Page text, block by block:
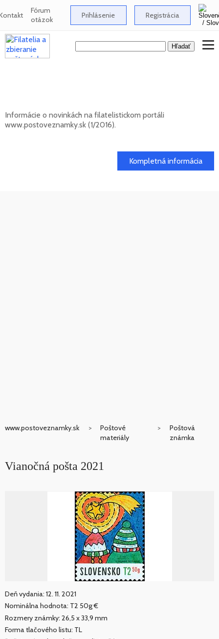
Fórum
otázok Prihlásenie Registrácia
Informácie o novinkách na filatelistickom portáli
www.postoveznamky.sk (1/2016).
Kompletná informácia
www.postoveznamky.sk
Poštové
materiály
Poštová
známka
Vianočná pošta 2021
Deň vydania: 12. 11. 2021
Nominálna hodnota: T2 50g €
Rozmery známky: 26,5 x 33,9 mm
Forma tlačového listu: TL